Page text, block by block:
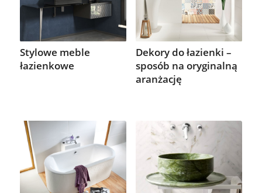
Stylowe meble
łazienkowe
Dekory do łazienki –
sposób na oryginalną
aranżację